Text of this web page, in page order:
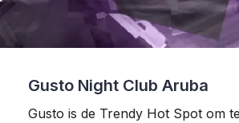
Gusto Night Club Aruba
Gusto is de Trendy Hot Spot om